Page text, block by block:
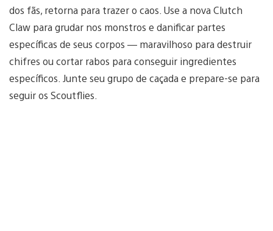
dos fãs, retorna para trazer o caos. Use a nova Clutch
Claw para grudar nos monstros e danificar partes
específicas de seus corpos — maravilhoso para destruir
chifres ou cortar rabos para conseguir ingredientes
específicos. Junte seu grupo de caçada e prepare-se para
seguir os Scoutflies.